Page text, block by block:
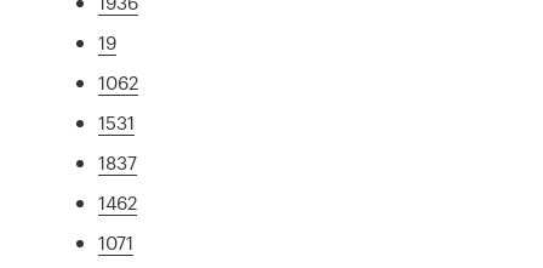
19
1062
1531
1837
1462
1071